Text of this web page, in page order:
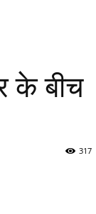
के बीच
317